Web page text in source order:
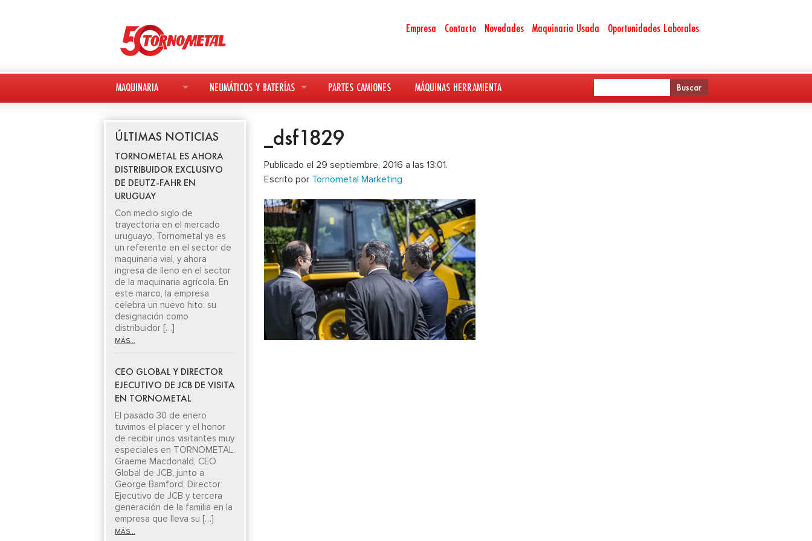
Empresa Contacto Novedades Maquinaria Usada Oportunidades Laborales
MAQUINARIA
MAQUINARIA NUEVA
MAQUINARIA USADA
DEUTZ-FAHR
AVANT
KESLA
NEUMÁTICOS Y BATERÍAS
NEUMÁTICOS
BATERÍAS
PARTES CAMIONES MÁQUINAS HERRAMIENTA
_dsf1829
Publicado el 29 septiembre, 2016 a las 13:01.
Escrito por Tornometal Marketing
ÚLTIMAS NOTICIAS
TORNOMETAL ES AHORA
DISTRIBUIDOR EXCLUSIVO
DE DEUTZ-FAHR EN
URUGUAY
Con medio siglo de
trayectoria en el mercado
uruguayo, Tornometal ya es
un referente en el sector de
maquinaria vial, y ahora
ingresa de lleno en el sector
de la maquinaria agrícola. En
este marco, la empresa
celebra un nuevo hito: su
designación como
distribuidor […]
MÁS...
CEO GLOBAL Y DIRECTOR
EJECUTIVO DE JCB DE VISITA
EN TORNOMETAL
El pasado 30 de enero
tuvimos el placer y el honor
de recibir unos visitantes muy
especiales en TORNOMETAL.
Graeme Macdonald, CEO
Global de JCB, junto a
George Bamford, Director
Ejecutivo de JCB y tercera
generación de la familia en la
empresa que lleva su […]
MÁS...